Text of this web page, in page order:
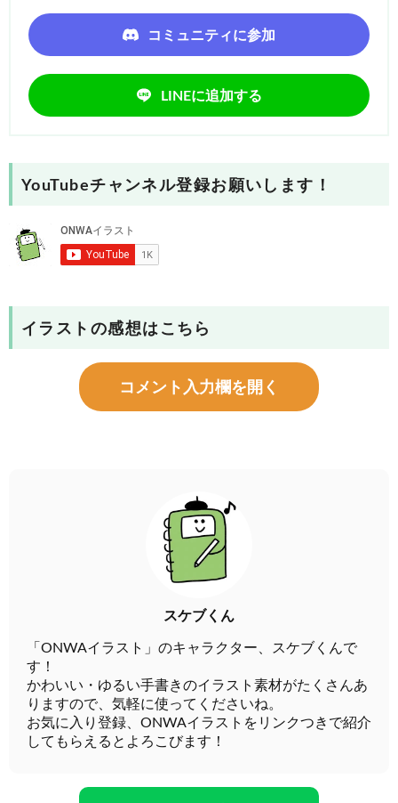
コミュニティに参加
LINEに追加する
YouTubeチャンネル登録お願いします！
イラストの感想はこちら
コメント入力欄を開く
スケブくん
「ONWAイラスト」のキャラクター、スケブくんで
す！
かわいい・ゆるい手書きのイラスト素材がたくさんあ
りますので、気軽に使ってくださいね。
お気に入り登録、ONWAイラストをリンクつきで紹介
してもらえるとよろこびます！